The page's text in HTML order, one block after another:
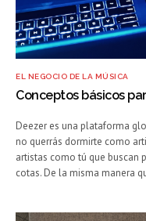
EL NEGOCIO DE LA MÚSICA
Conceptos básicos
Deezer es una plataforma
no querrás dormirte como
artistas como tú que buscan
cotas. De la misma manera